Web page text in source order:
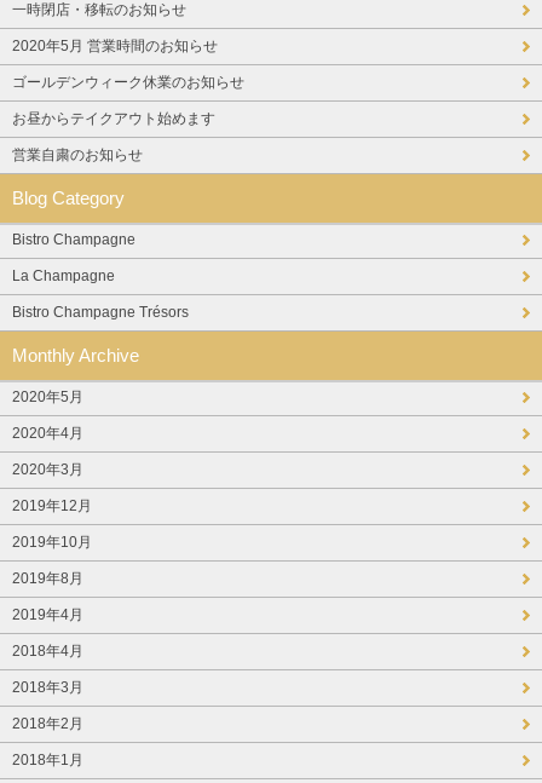
一時閉店・移転のお知らせ
2020年5月 営業時間のお知らせ
ゴールデンウィーク休業のお知らせ
お昼からテイクアウト始めます
営業自粛のお知らせ
Blog Category
Bistro Champagne
La Champagne
Bistro Champagne Trésors
Monthly Archive
2020年5月
2020年4月
2020年3月
2019年12月
2019年10月
2019年8月
2019年4月
2018年4月
2018年3月
2018年2月
2018年1月